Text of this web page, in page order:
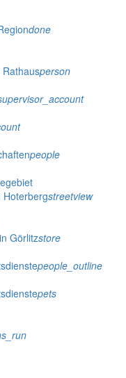
done
person
people
streetview
Görlitzstore
people_outline
pets